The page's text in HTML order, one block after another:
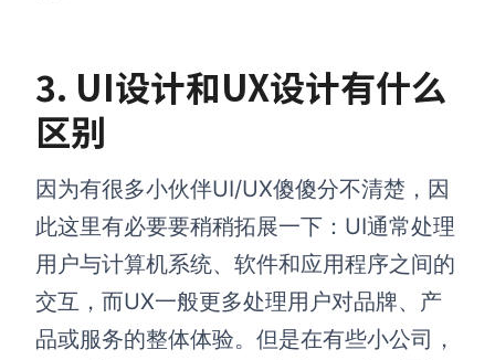
3. UI设计和UX设计有什么
区别
因为有很多小伙伴UI/UX傻傻分不清楚，因
此这里有必要要稍稍拓展一下：UI通常处理
用户与计算机系统、软件和应用程序之间的
交互，而UX一般更多处理用户对品牌、产
品或服务的整体体验。但是在有些小公司，